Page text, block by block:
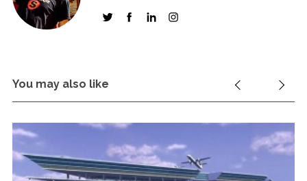
You may also like